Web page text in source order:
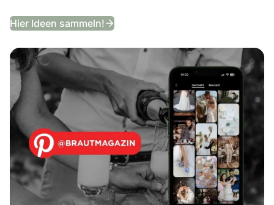
Hier Ideen sammeln! Entdeckt unser Hochzeits-